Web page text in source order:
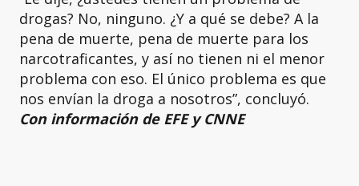
drogas? No, ninguno. ¿Y a qué se debe? A la
pena de muerte, pena de muerte para los
narcotraficantes, y así no tienen ni el menor
problema con eso. El único problema es que
nos envían la droga a nosotros”, concluyó.
Con información de EFE y CNNE